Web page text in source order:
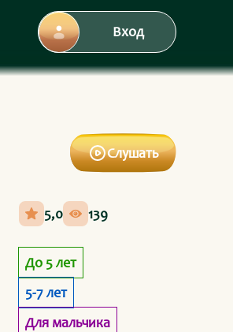
Вход
Слушать
5,0 139
До 5 лет
5-7 лет
Для мальчика